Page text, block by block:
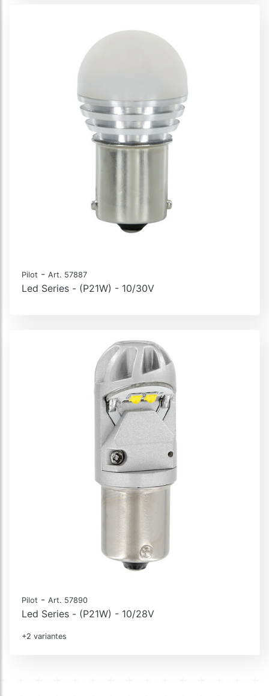
Pilot - Art. 57887
Led Series - (P21W) - 10/30V
Pilot - Art. 57890
Led Series - (P21W) - 10/28V
+2 variantes